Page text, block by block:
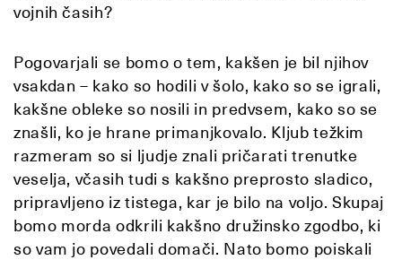
vojnih časih?
Pogovarjali se bomo o tem, kakšen je bil njihov
vsakdan – kako so hodili v šolo, kako so se igrali,
kakšne obleke so nosili in predvsem, kako so se
znašli, ko je hrane primanjkovalo. Kljub težkim
razmeram so si ljudje znali pričarati trenutke
veselja, včasih tudi s kakšno preprosto sladico,
pripravljeno iz tistega, kar je bilo na voljo. Skupaj
bomo morda odkrili kakšno družinsko zgodbo, ki
so vam jo povedali domači. Nato bomo poiskali